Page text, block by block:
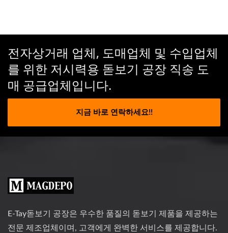
전자상거래 업체, 도매업체 및 수입업체
를 위한 저시력용 돋보기 공장 직송 도
매 공급업체입니다.
지금 바로 연락하세요!!
E-Tay돋보기 공장은 우수한 품질의 돋보기 제품을 제공하는
전문 제조업체이며, 고객에게 완벽한 서비스를 제공합니다.